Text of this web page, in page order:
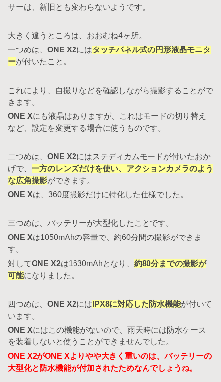
サーは、新旧とも変わらないようです。
大きく違うところは、おおむね4ヶ所。
一つめは、 ONE X2にはタッチパネル式の円形液晶モニタ
ーが付いたこと。
これにより、自撮りなどを確認しながら撮影することがで
きます。
ONE Xにも液晶はありますが、これはモードの切り替え
など、設定を変更する場合に使うものです。
二つめは、 ONE X2にはステディカムモードが付いたおか
げで、 一方のレンズだけを使い、アクションカメラのよう
な広角撮影ができます。
ONE Xは、360度撮影だけに特化した仕様でした。
三つめは、バッテリーが大型化したことです。
ONE Xは1050mAhの容量で、約60分間の撮影ができま
す。
対してONE X2は1630mAhとなり、 約80分までの撮影が
可能になりました。
四つめは、 ONE X2には IPX8に対応した防水機能が付いて
います。
ONE Xにはこの機能がないので、雨天時には防水ケース
を装着しないと使うことができませんでした。
ONE X2がONE Xよりやや大きく重いのは、バッテリーの
大型化と防水機能が付加されたためなんでしょうね。